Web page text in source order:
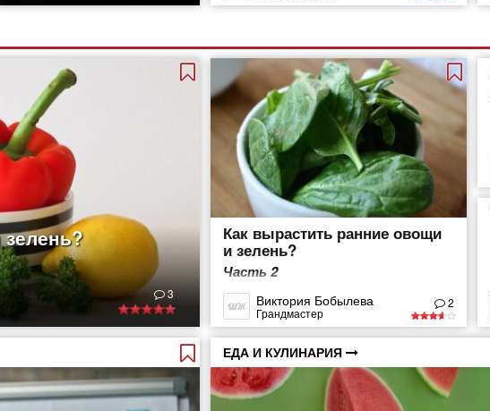
3
Как вырастить ранние овощи
и зелень?
Часть 2
Виктория Бобылева
Грандмастер
2
ЕДА И КУЛИНАРИЯ